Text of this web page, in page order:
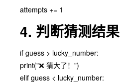
attempts += 1
4. 判断猜测结果
if guess > lucky_number:
print("❌ 猜大了！")
elif guess < lucky_number: